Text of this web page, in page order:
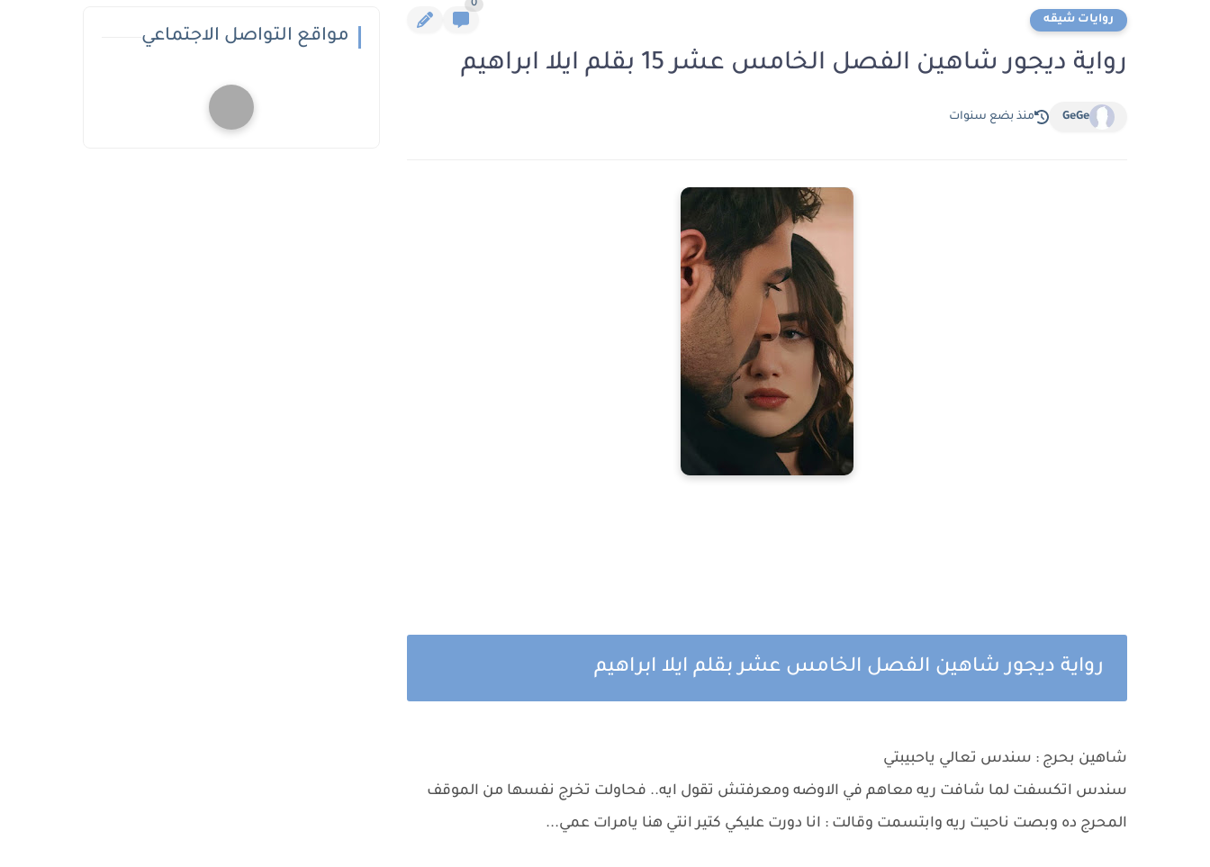
روايات شيقه
0
رواية ديجور شاهين الفصل الخامس عشر 15 بقلم ايلا ابراهيم
GeGe منذ بضع سنوات
رواية ديجور شاهين الفصل الخامس عشر بقلم ايلا ابراهيم
شاهين بحرج : سندس تعالي ياحبيبتي
سندس اتكسفت لما شافت ريه معاهم في الاوضه ومعرفتش تقول ايه.. فحاولت تخرج نفسها من الموقف
المحرج ده وبصت ناحيت ريه وابتسمت وقالت : انا دورت عليكي كتير انتي هنا يامرات عمي...
مواقع التواصل الاجتماعي